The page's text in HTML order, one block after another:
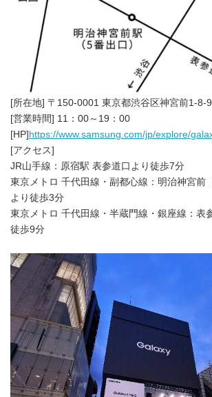
[所在地] 〒150-0001 東京都渋谷区神宮前1-8-9
[営業時間] 11：00～19：00
[HP] https://www.samsung.com/jp/explore/
[アクセス]
JR山手線：原宿駅 表参道口より徒歩7分
東京メトロ 千代田線・副都心線：明治神宮前
より徒歩3分
東京メトロ 千代田線・半蔵門線・銀座線：表
徒歩9分